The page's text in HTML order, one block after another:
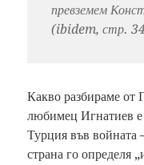
превземем
(ibidem, стр.
Какво разбираме от
любимец Игнатиев е
Турция във войната
страна го определя